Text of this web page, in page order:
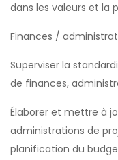
dans les valeurs et la
Finances /
Superviser la
de finances,
Élaborer et mettre à
administrations de
planification du